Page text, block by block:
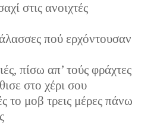
στις ανοιχτές
πού ερχόντουσαν
πίσω απ’ τούς φράχτες
στο χέρι σου
το μοβ τρεις μέρες πάνω